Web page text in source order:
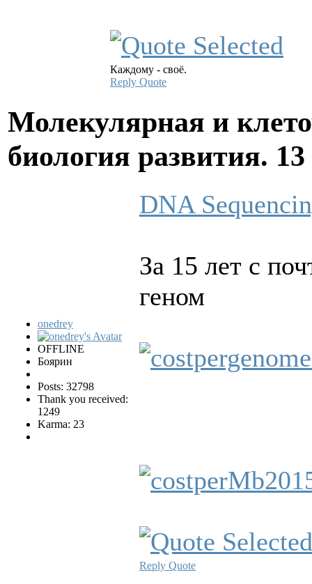
Каждому - своё.
Reply Quote
Молекулярная и
биология развития.
onedrey
OFFLINE
Боярин
Posts: 32798
Thank you received:
1249
Karma: 23
DNA
За 15 лет с
геном
Reply Quote